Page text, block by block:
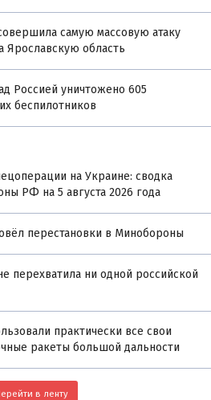
самую массовую атаку
Ярославскую область
Россией уничтожено 605
беспилотников
на Украине: сводка
РФ на 5 августа 2026 года
перестановки в Минобороны
перехватила ни одной российской
практически все свои
ракеты большой дальности
в ленту